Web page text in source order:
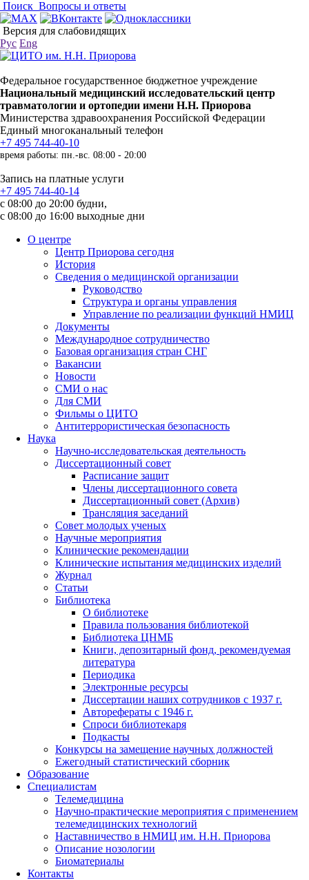
Поиск Вопросы и ответы
Версия для слабовидящих
Рус Eng
Федеральное государственное бюджетное учреждение
Национальный медицинский исследовательский центр
травматологии и ортопедии имени Н.Н. Приорова
Министерства здравоохранения Российской Федерации
Единый многоканальный телефон
+7 495 744-40-10
время работы: пн.-вс. 08:00 - 20:00
Запись на платные услуги
+7 495 744-40-14
с 08:00 до 20:00 будни,
с 08:00 до 16:00 выходные дни
О центре
Центр Приорова сегодня
История
Сведения о медицинской организации
Руководство
Структура и органы управления
Управление по реализации функций НМИЦ
Документы
Международное сотрудничество
Базовая организация стран СНГ
Вакансии
Новости
СМИ о нас
Для СМИ
Фильмы о ЦИТО
Антитеррористическая безопасность
Наука
Научно-исследовательская деятельность
Диссертационный совет
Расписание защит
Члены диссертационного совета
Диссертационный совет (Архив)
Трансляция заседаний
Совет молодых ученых
Научные мероприятия
Клинические рекомендации
Клинические испытания медицинских изделий
Журнал
Статьи
Библиотека
О библиотеке
Правила пользования библиотекой
Библиотека ЦНМБ
Книги, депозитарный фонд, рекомендуемая
литература
Периодика
Электронные ресурсы
Диссертации наших сотрудников с 1937 г.
Авторефераты с 1946 г.
Спроси библиотекаря
Подкасты
Конкурсы на замещение научных должностей
Ежегодный статистический сборник
Образование
Специалистам
Телемедицина
Научно-практические мероприятия с применением
телемедицинских технологий
Наставничество в НМИЦ им. Н.Н. Приорова
Описание нозологии
Биоматериалы
Контакты